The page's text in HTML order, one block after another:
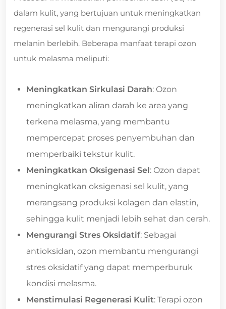
dalam kulit, yang bertujuan untuk meningkatkan
regenerasi sel kulit dan mengurangi produksi
melanin berlebih. Beberapa manfaat terapi ozon
untuk melasma meliputi:
Meningkatkan Sirkulasi Darah: Ozon
meningkatkan aliran darah ke area yang
terkena melasma, yang membantu
mempercepat proses penyembuhan dan
memperbaiki tekstur kulit.
Meningkatkan Oksigenasi Sel: Ozon dapat
meningkatkan oksigenasi sel kulit, yang
merangsang produksi kolagen dan elastin,
sehingga kulit menjadi lebih sehat dan cerah.
Mengurangi Stres Oksidatif: Sebagai
antioksidan, ozon membantu mengurangi
stres oksidatif yang dapat memperburuk
kondisi melasma.
Menstimulasi Regenerasi Kulit: Terapi ozon